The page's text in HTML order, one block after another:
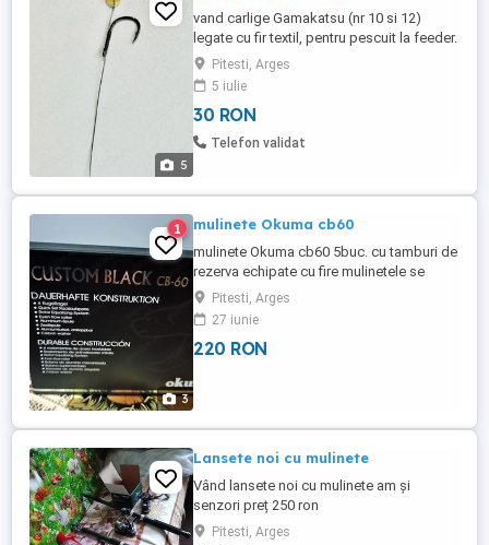
5
vand carlige Gamakatsu (nr 10 si 12)
legate cu fir textil, pentru pescuit la feeder.
doar la set de 10 carlige (nr 10 sau 12) - 50
lei sau set de 6 carlige ( 3 nr 10 si 3 nr 12) -
30 lei
Pitesti, Arges
5 iulie
30 RON
Telefon validat
3
1 mulinete Okuma cb60
mulinete Okuma cb60 5buc. cu tamburi de
rezerva echipate cu fire mulinetele se
prezintă bine estetic și funcțional. Preț
buc.
Pitesti, Arges
27 iunie
220 RON
Lansete noi cu mulinete
Vând lansete noi cu mulinete am și
senzori preț 250 ron
Pitesti, Arges